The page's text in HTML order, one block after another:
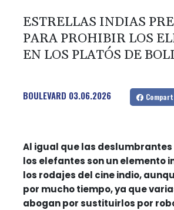
ESTRELLAS INDIAS
PARA PROHIBIR LOS
EN LOS PLATÓS DE
BOULEVARD 03.06.2026
Al igual que las
los elefantes son un elemento
los rodajes del cine indio,
por mucho tiempo, ya que
abogan por sustituirlos por